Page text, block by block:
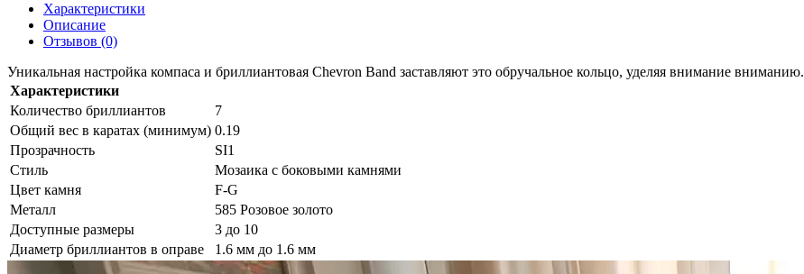
Характеристики
Описание
Отзывов (0)
Уникальная настройка компаса и бриллиантовая Chevron Band заставляют это обручальное кольцо, уделяя внимание вниманию.
Характеристики
Количество бриллиантов
7
Общий вес в каратах (минимум) 0.19
Прозрачность
SI1
Стиль
Мозаика с боковыми камнями
Цвет камня
F-G
Металл
585 Розовое золото
Доступные размеры
3 до 10
Диаметр бриллиантов в оправе
1.6 мм до 1.6 мм